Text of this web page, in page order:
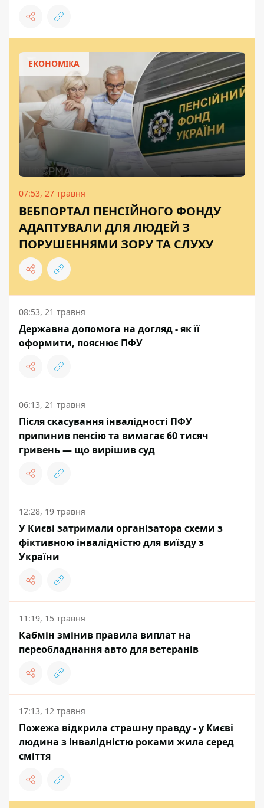
ЕКОНОМІКА
07:53, 27 травня
ВЕБПОРТАЛ ПЕНСІЙНОГО ФОНДУ
АДАПТУВАЛИ ДЛЯ ЛЮДЕЙ З
ПОРУШЕННЯМИ ЗОРУ ТА СЛУХУ
08:53, 21 травня
Державна допомога на догляд - як її
оформити, пояснює ПФУ
06:13, 21 травня
Після скасування інвалідності ПФУ
припинив пенсію та вимагає 60 тисяч
гривень — що вирішив суд
12:28, 19 травня
У Києві затримали організатора схеми з
фіктивною інвалідністю для виїзду з
України
11:19, 15 травня
Кабмін змінив правила виплат на
переобладнання авто для ветеранів
17:13, 12 травня
Пожежа відкрила страшну правду - у Києві
людина з інвалідністю роками жила серед
сміття